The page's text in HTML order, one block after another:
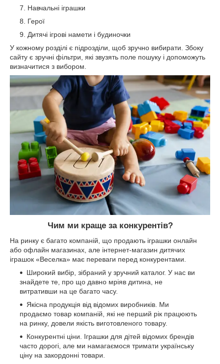
Навчальні іграшки
Герої
Дитячі ігрові намети і будиночки
У кожному розділі є підрозділи, щоб зручно вибирати. Збоку
сайту є зручні фільтри, які звузять поле пошуку і допоможуть
визначитися з вибором.
Чим ми краще за конкурентів?
На ринку є багато компаній, що продають іграшки онлайн
або офлайн магазинах, але інтернет-магазин дитячих
іграшок «Веселка» має переваги перед конкурентами.
Широкий вибір, зібраний у зручний каталог. У нас ви
знайдете те, про що давно мріяв дитина, не
витративши на це багато часу.
Якісна продукція від відомих виробників. Ми
продаємо товар компаній, які не перший рік працюють
на ринку, довели якість виготовленого товару.
Конкурентні ціни. Іграшки для дітей відомих брендів
часто дорогі, але ми намагаємося тримати українську
ціну на закордонні товари.